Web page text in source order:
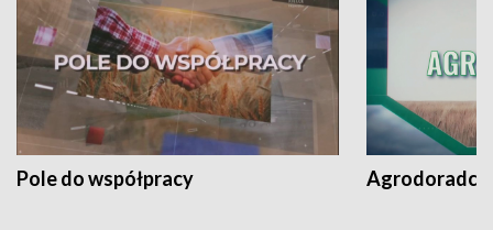
Pole do współpracy Agrodoradcy